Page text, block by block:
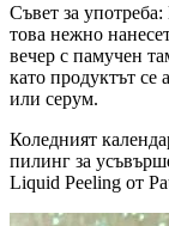
Съвет за
това нежно
вечер с памучен
като продуктът се
или серум.
Коледният
пилинг за
Liquid Peeling от